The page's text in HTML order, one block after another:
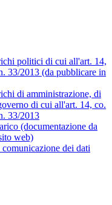
politici di cui all'art. 14,
33/2013 (da pubblicare in
di amministrazione, di
di cui all'art. 14, co.
33/2013
(documentazione da
web)
dei dati